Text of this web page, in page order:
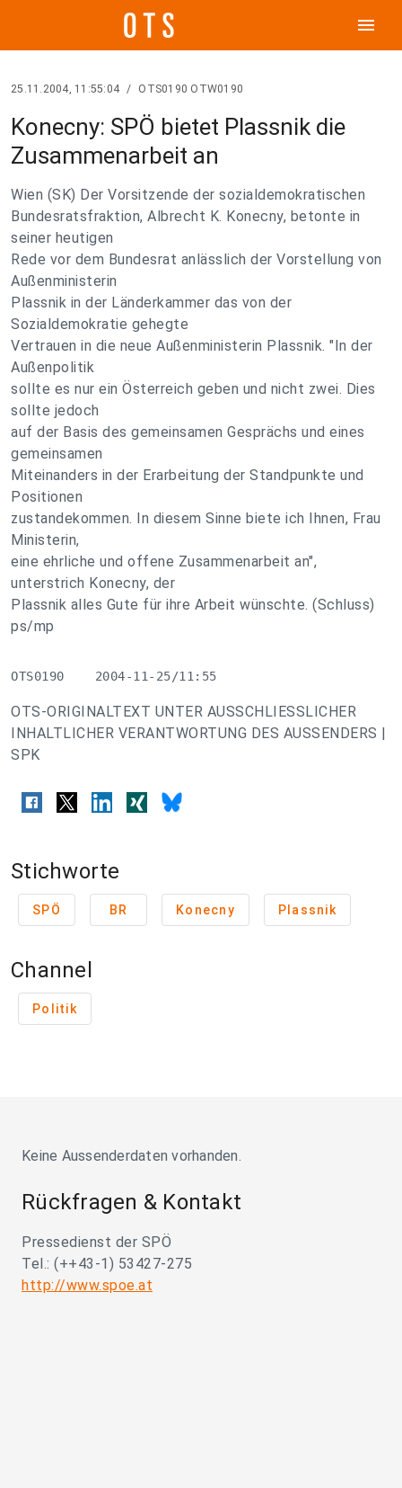
menu
25.11.2004, 11:55:04 / OTS0190 OTW0190
Konecny: SPÖ bietet Plassnik die
Zusammenarbeit an
Wien (SK) Der Vorsitzende der sozialdemokratischen
Bundesratsfraktion, Albrecht K. Konecny, betonte in
seiner heutigen
Rede vor dem Bundesrat anlässlich der Vorstellung von
Außenministerin
Plassnik in der Länderkammer das von der
Sozialdemokratie gehegte
Vertrauen in die neue Außenministerin Plassnik. "In der
Außenpolitik
sollte es nur ein Österreich geben und nicht zwei. Dies
sollte jedoch
auf der Basis des gemeinsamen Gesprächs und eines
gemeinsamen
Miteinanders in der Erarbeitung der Standpunkte und
Positionen
zustandekommen. In diesem Sinne biete ich Ihnen, Frau
Ministerin,
eine ehrliche und offene Zusammenarbeit an",
unterstrich Konecny, der
Plassnik alles Gute für ihre Arbeit wünschte. (Schluss)
ps/mp
OTS0190    2004-11-25/11:55
OTS-ORIGINALTEXT UNTER AUSSCHLIESSLICHER
INHALTLICHER VERANTWORTUNG DES AUSSENDERS |
SPK
Stichworte
SPÖ BR Konecny Plassnik
Channel
Politik
Keine Aussenderdaten vorhanden.
Rückfragen & Kontakt
Pressedienst der SPÖ
Tel.: (++43-1) 53427-275
http://www.spoe.at